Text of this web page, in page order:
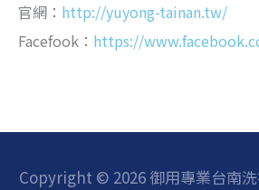
官網： http://yuyong-tainan.tw/
Facefook： https://
Copyright © 2026 御用專業台南